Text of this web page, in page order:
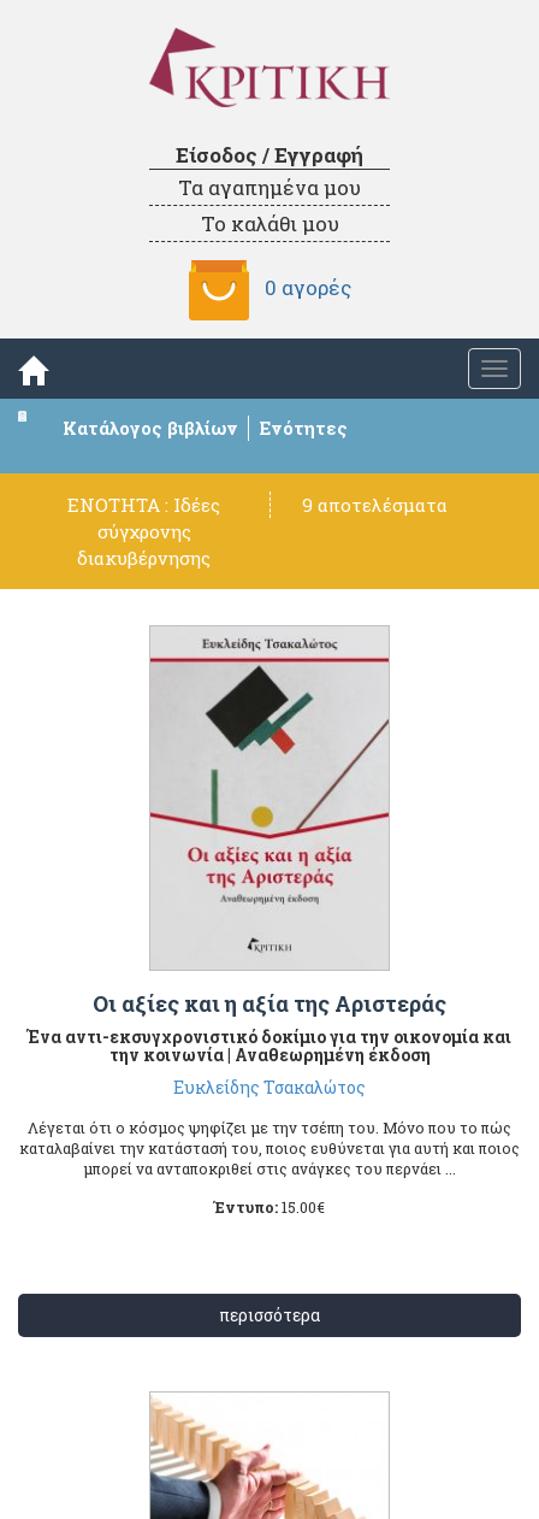
Είσοδος / Εγγραφή
Τα αγαπημένα μου
Το καλάθι μου
0 αγορές
Κατάλογος βιβλίων Ενότητες
ΕΝΟΤΗΤΑ : Ιδέες
σύγχρονης
διακυβέρνησης
9 αποτελέσματα
Οι αξίες και η αξία της Αριστεράς
Ένα αντι-εκσυγχρονιστικό δοκίμιο για την οικονομία και
την κοινωνία | Αναθεωρημένη έκδοση
Ευκλείδης Τσακαλώτος
Λέγεται ότι ο κόσμος ψηφίζει με την τσέπη του. Μόνο που το πώς
καταλαβαίνει την κατάστασή του, ποιος ευθύνεται για αυτή και ποιος
μπορεί να ανταποκριθεί στις ανάγκες του περνάει ...
Έντυπο:15.00€
περισσότερα